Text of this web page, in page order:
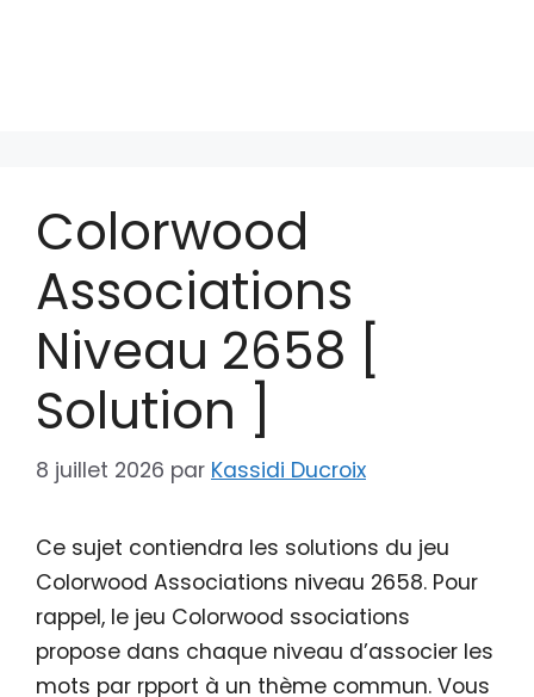
Colorwood
Associations
Niveau 2658 [
Solution ]
8 juillet 2026 par Kassidi Ducroix
Ce sujet contiendra les solutions du jeu
Colorwood Associations niveau 2658. Pour
rappel, le jeu Colorwood ssociations
propose dans chaque niveau d’associer les
mots par rpport à un thème commun. Vous